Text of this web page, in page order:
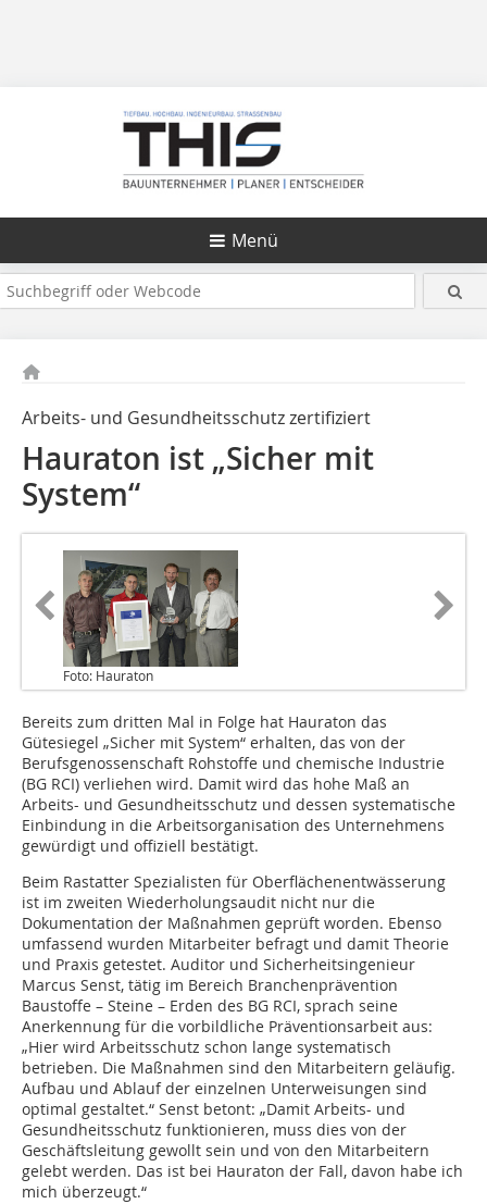
Menü
Arbeits- und Gesundheitsschutz zertifiziert
Hauraton ist „Sicher mit
System“
Foto: Hauraton
Bereits zum dritten Mal in Folge hat Hauraton das
Gütesiegel „Sicher mit System“ erhalten, das von der
Berufsgenossenschaft Rohstoffe und chemische Industrie
(BG RCI) verliehen wird. Damit wird das hohe Maß an
Arbeits- und Gesundheitsschutz und dessen systematische
Einbindung in die Arbeitsorganisation des Unternehmens
gewürdigt und offiziell bestätigt.
Beim Rastatter Spezialisten für Oberflächenentwässerung
ist im zweiten Wiederholungsaudit nicht nur die
Dokumentation der Maßnahmen geprüft worden. Ebenso
umfassend wurden Mitarbeiter befragt und damit Theorie
und Praxis getestet. Auditor und Sicherheitsingenieur
Marcus Senst, tätig im Bereich Branchenprävention
Baustoffe – Steine – Erden des BG RCI, sprach seine
Anerkennung für die vorbildliche Präventionsarbeit aus:
„Hier wird Arbeitsschutz schon lange systematisch
betrieben. Die Maßnahmen sind den Mitarbeitern geläufig.
Aufbau und Ablauf der einzelnen Unterweisungen sind
optimal gestaltet.“ Senst betont: „Damit Arbeits- und
Gesundheitsschutz funktionieren, muss dies von der
Geschäftsleitung gewollt sein und von den Mitarbeitern
gelebt werden. Das ist bei Hauraton der Fall, davon habe ich
mich überzeugt.“